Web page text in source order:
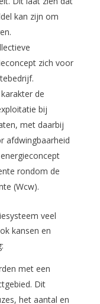
kan zijn om
zich voor
de
bij
met daarbij
afdwingbaarheid
rondom de
(Wcw).
veel
kansen en
met een
Dit
het aantal en